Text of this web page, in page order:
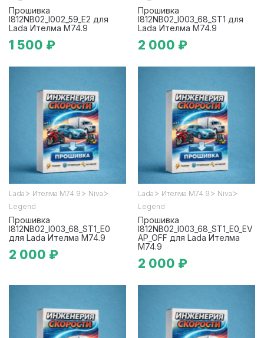
Прошивка
I812NB02_l002_59_E2 для
Lada Ителма М74.9
1 500 ₽
Прошивка
I812NB02_l003_68_ST1 для
Lada Ителма М74.9
2 000 ₽
Lada > Ителма М74.9 > Niva >
Legend
Прошивка
I812NB02_l003_68_ST1_E0
для Lada Ителма М74.9
2 000 ₽
Lada > Ителма М74.9 > Niva >
Legend
Прошивка
I812NB02_l003_68_ST1_E0_EV
AP_OFF для Lada Ителма
М74.9
2 000 ₽